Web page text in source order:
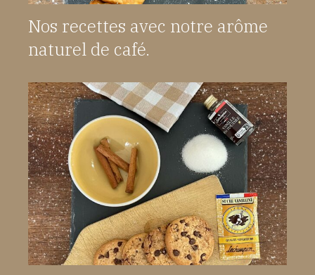
Nos recettes avec notre arôme
naturel de café.